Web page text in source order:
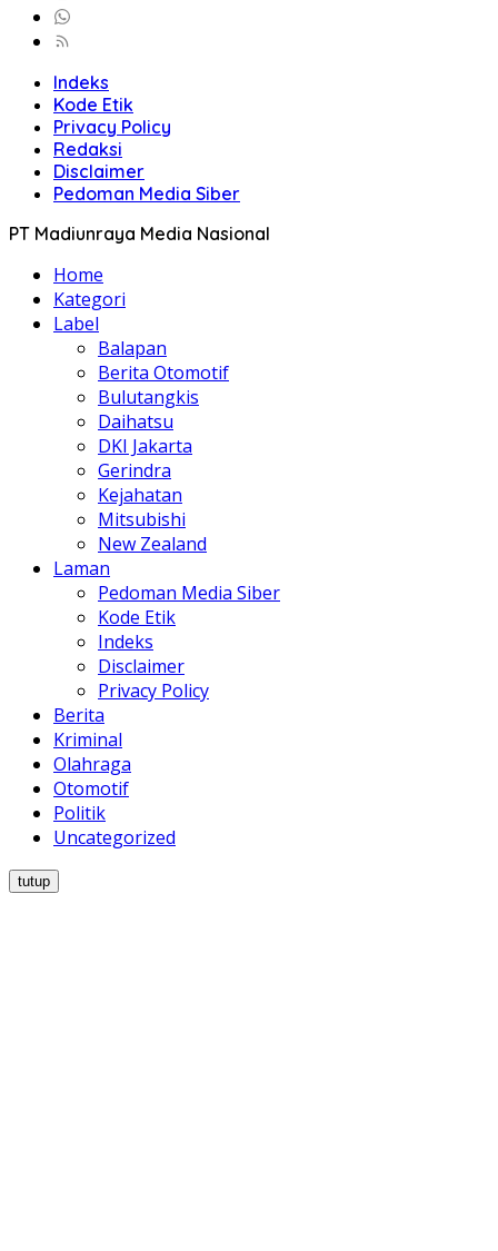
Indeks
Kode Etik
Privacy Policy
Redaksi
Disclaimer
Pedoman Media Siber
PT Madiunraya Media Nasional
Home
Kategori
Label
Balapan
Berita Otomotif
Bulutangkis
Daihatsu
DKI Jakarta
Gerindra
Kejahatan
Mitsubishi
New Zealand
Laman
Pedoman Media Siber
Kode Etik
Indeks
Disclaimer
Privacy Policy
Berita
Kriminal
Olahraga
Otomotif
Politik
Uncategorized
tutup